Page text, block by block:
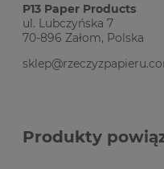
P13 Paper Products
ul. Lubczyńska 7
70-896 Załom, Polska
Produkty